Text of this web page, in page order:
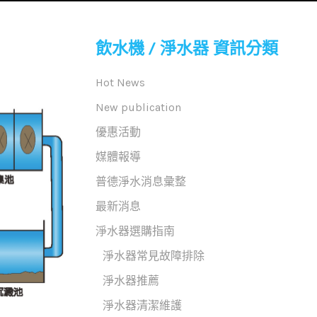
飲水機 / 淨水器 資訊分類
Hot News
New publication
優惠活動
媒體報導
普德淨水消息彙整
最新消息
淨水器選購指南
淨水器常見故障排除
淨水器推薦
淨水器清潔維護